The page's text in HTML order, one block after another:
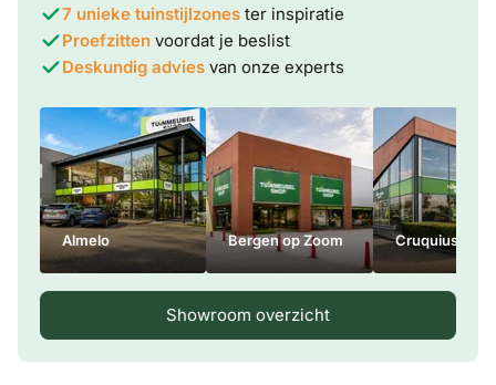
7 unieke tuinstijlzones ter inspiratie
Proefzitten voordat je beslist
Deskundig advies van onze experts
Almelo Bergen op Zoom Cruquius
Showroom overzicht